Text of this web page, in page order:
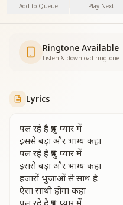
Add to Queue Play Next
Ringtone Available
Listen & download ringtone
Lyrics
पल रहे है प्रभु प्यार में
इससे बड़ा और भाग्य कहा
पल रहे है प्रभु प्यार में
इससे बड़ा और भाग्य कहा
हजारों भुजाओं से साथ है
ऐसा साथी होगा कहा
पल रहे है प्रभु प्यार में